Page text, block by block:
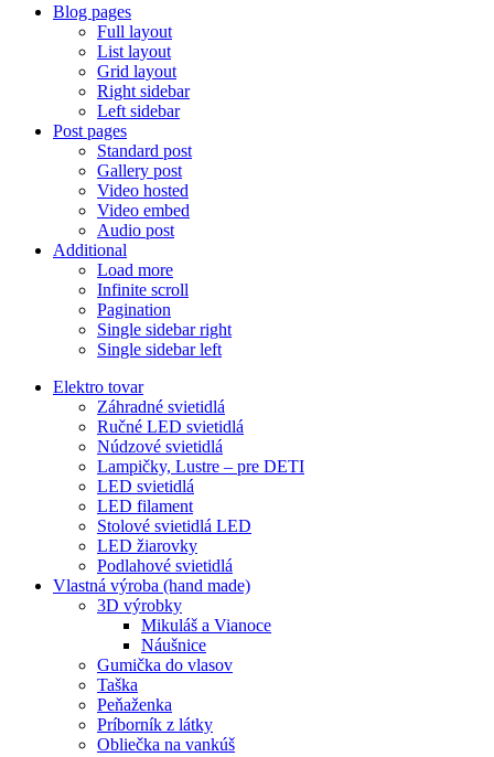
Blog pages
Full layout
List layout
Grid layout
Right sidebar
Left sidebar
Post pages
Standard post
Gallery post
Video hosted
Video embed
Audio post
Additional
Load more
Infinite scroll
Pagination
Single sidebar right
Single sidebar left
Elektro tovar
Záhradné svietidlá
Ručné LED svietidlá
Núdzové svietidlá
Lampičky, Lustre – pre DETI
LED svietidlá
LED filament
Stolové svietidlá LED
LED žiarovky
Podlahové svietidlá
Vlastná výroba (hand made)
3D výrobky
Mikuláš a Vianoce
Náušnice
Gumička do vlasov
Taška
Peňaženka
Príborník z látky
Obliečka na vankúš